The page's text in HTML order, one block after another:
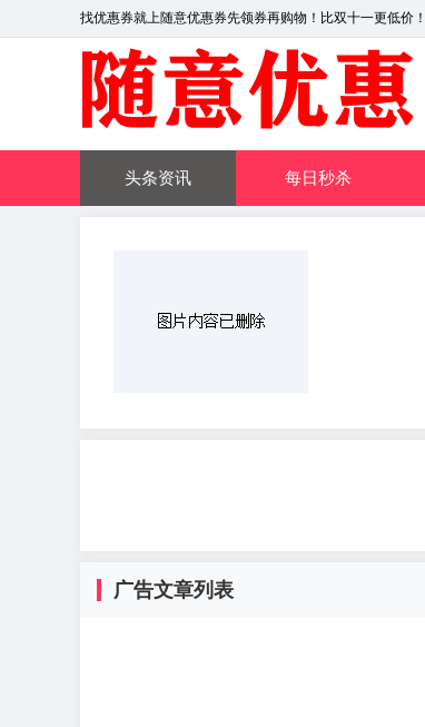
找优惠券就上随意优惠券先领券再购物！比双十一更低价！
头条资讯 每日秒杀
广告文章列表